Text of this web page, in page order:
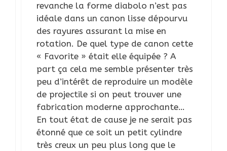
revanche la forme diabolo n’est pas
idéale dans un canon lisse dépourvu
des rayures assurant la mise en
rotation. De quel type de canon cette
« Favorite » était elle équipée ? A
part ça cela me semble présenter très
peu d’intérêt de reproduire un modèle
de projectile si on peut trouver une
fabrication moderne approchante…
En tout état de cause je ne serait pas
étonné que ce soit un petit cylindre
très creux un peu plus long que le